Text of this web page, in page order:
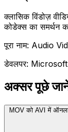
क्लासिक विंडोज़
कोडेक्स का समर्थन
पूरा नाम: Audio
डेवलपर:
अक्सर पूछे
MOV को AVI में